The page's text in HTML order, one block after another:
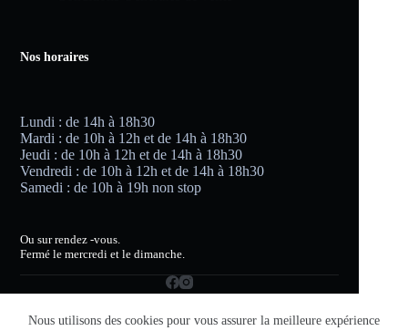
Nous utilisons des cookies pour vous assurer la meilleure expérience
Nos horaires
Lundi : de 14h à 18h30
Mardi : de 10h à 12h et de 14h à 18h30
Jeudi : de 10h à 12h et de 14h à 18h30
Vendredi : de 10h à 12h et de 14h à 18h30
Samedi : de 10h à 19h non stop
Ou sur rendez -vous.
Fermé le mercredi et le dimanche.